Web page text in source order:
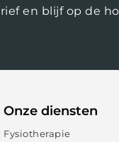
en blijf op de
Onze diensten
Fysiotherapie